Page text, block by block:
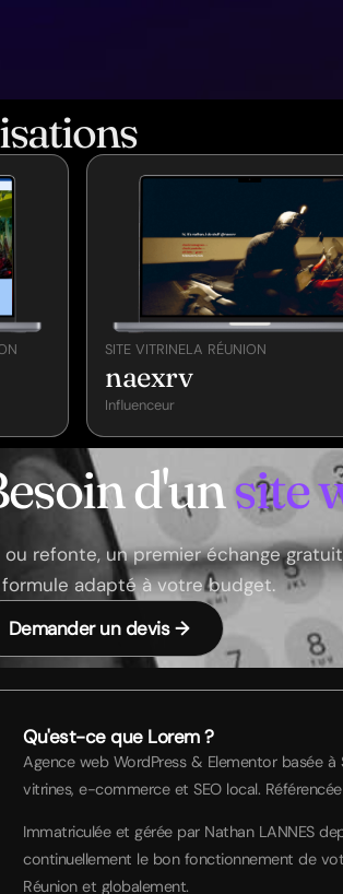
SITE VITRINELA RÉUNION
naexrv
Influenceur
d'unsite
refonte, un premier échange
adapté à votre budget.
Demander un devis →
Qu'est-ce que Lorem ?
Agence web WordPress & Elementor basée
vitrines, e-commerce et SEO local.
Immatriculée et gérée par Nathan LANNES
continuellement le bon fonctionnement de
Réunion et globalement.